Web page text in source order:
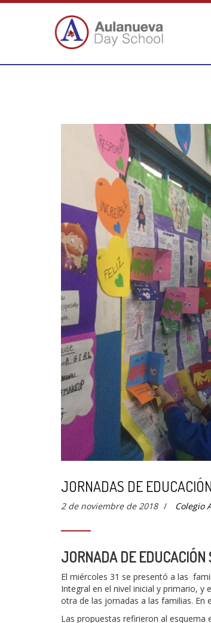
JORNADAS DE
2 de noviembre de 2018 / Colegio
JORNADA DE
El miércoles 31 se presentó a las
Integral en el nivel inicial y primario, y
otra de las jornadas a las familias. En
Las propuestas refirieron al esquema